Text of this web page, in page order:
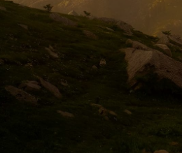
Nye og
Møter og
Opplev
Bestill
Be om et